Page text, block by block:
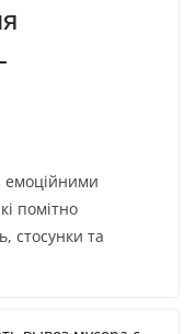
емоційними
помітно
стосунки та